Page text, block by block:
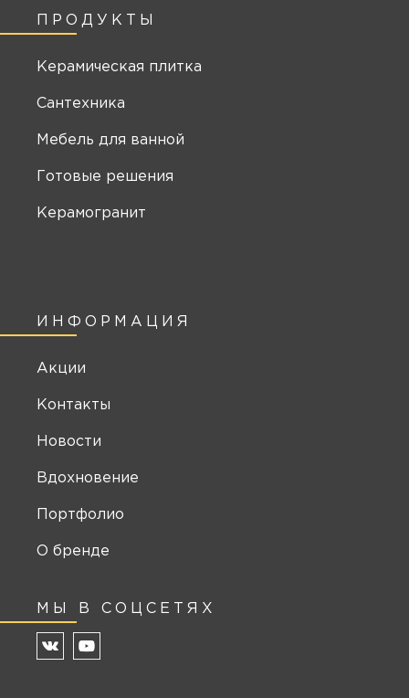
ИНФОРМАЦИЯ
Акции
Контакты
Новости
Вдохновение
Портфолио
О бренде
МЫ В СОЦСЕТЯХ
ПРОДУКТЫ
Керамическая плитка
Сантехника
Мебель для ванной
Готовые решения
Керамогранит